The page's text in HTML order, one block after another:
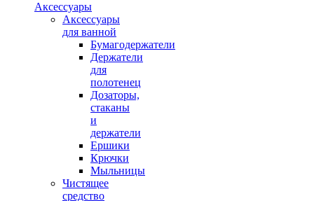
Аксессуары
Аксессуары
для ванной
Бумагодержатели
Держатели
для
полотенец
Дозаторы,
стаканы
и
держатели
Ершики
Крючки
Мыльницы
Чистящее
средство